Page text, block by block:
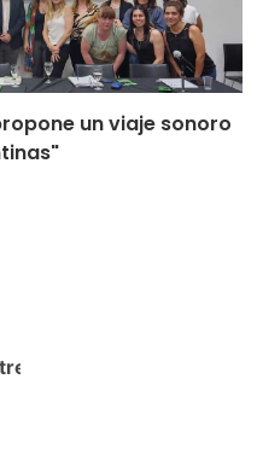
un viaje sonoro